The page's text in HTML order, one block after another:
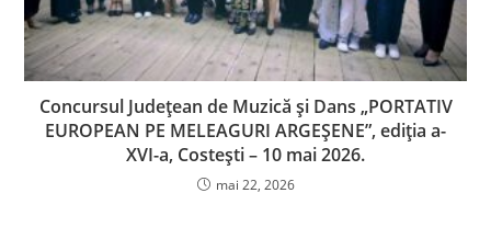
Concursul Județean de Muzică și Dans „PORTATIV
EUROPEAN PE MELEAGURI ARGEȘENE”, ediția a-
XVI-a, Costești – 10 mai 2026.
mai 22, 2026